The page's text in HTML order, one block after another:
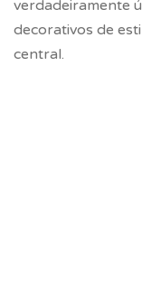
verdadeiramente
decorativos de
central.